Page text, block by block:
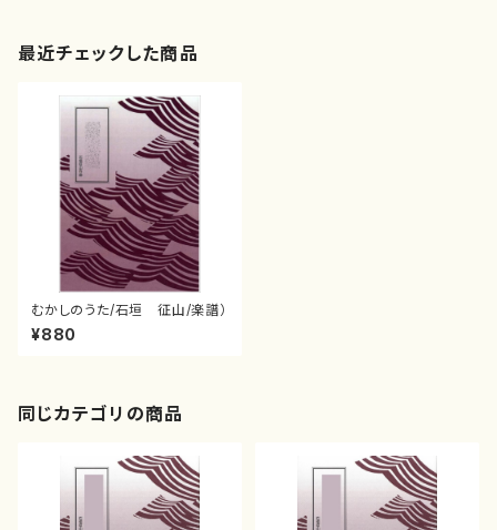
最近チェックした商品
むかしのうた/石垣 征山/楽譜）
¥880
同じカテゴリの商品